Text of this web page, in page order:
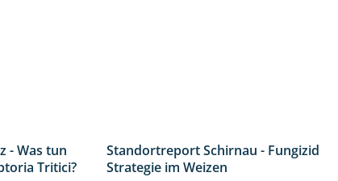
3:36
- Was tun
Tritici?
Standortreport Schirnau - Fungizid
Strategie im Weizen